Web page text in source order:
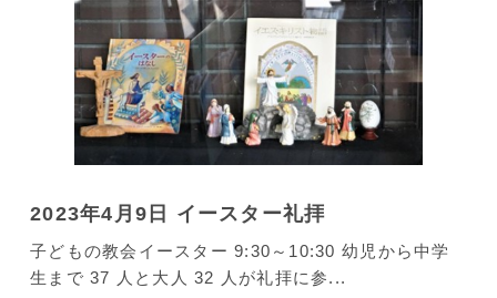
2023年4月9日 イースター礼拝
子どもの教会イースター 9:30～10:30 幼児から中学
生まで 37 人と大人 32 人が礼拝に参...